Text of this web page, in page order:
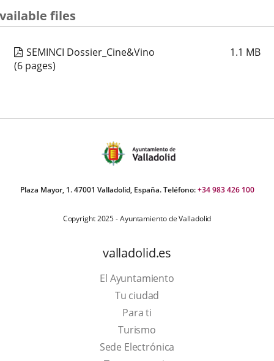
files
SEMINCI Dossier_Cine&Vino 1.1 MB
(6 pages)
Plaza Mayor, 1. 47001 Valladolid, España. Teléfono:+34 983 426 100
Copyright 2025 - Ayuntamiento de Valladolid
valladolid.es
El Ayuntamiento
Tu ciudad
Para ti
TurismoThis
link
Sede Electrónica